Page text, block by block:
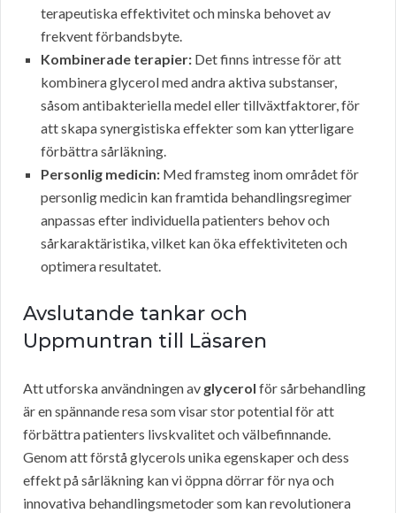
terapeutiska effektivitet och minska behovet av
frekvent förbandsbyte.
Kombinerade terapier: Det finns intresse för att
kombinera glycerol med andra aktiva substanser,
såsom antibakteriella medel eller tillväxtfaktorer, för
att skapa synergistiska effekter som kan ytterligare
förbättra sårläkning.
Personlig medicin: Med framsteg inom området för
personlig medicin kan framtida behandlingsregimer
anpassas efter individuella patienters behov och
sårkaraktäristika, vilket kan öka effektiviteten och
optimera resultatet.
Avslutande tankar och
Uppmuntran till Läsaren
Att utforska användningen av glycerol för sårbehandling
är en spännande resa som visar stor potential för att
förbättra patienters livskvalitet och välbefinnande.
Genom att förstå glycerols unika egenskaper och dess
effekt på sårläkning kan vi öppna dörrar för nya och
innovativa behandlingsmetoder som kan revolutionera